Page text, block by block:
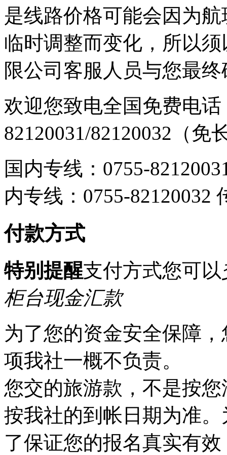
是线路价格可能会因为
临时调整而变化，所以
限公司客服人员与您最
欢迎您致电全国免费电话
82120031/82120032（免
国内专线：0755-
内专线：0755-82120032
付款方式
特别提醒支付方式您可以
柜台现金汇款
为了您的资金安全保障
项我社一概不负责。
您交的旅游款，不是按
按我社的到帐日期为准
了保证您的报名真实有